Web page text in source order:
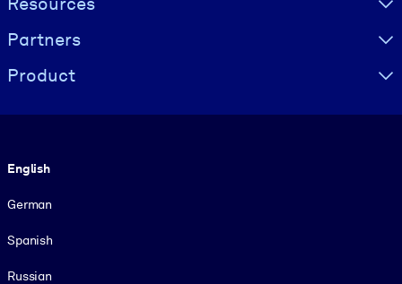
Partners
Product
English
German
Spanish
Russian